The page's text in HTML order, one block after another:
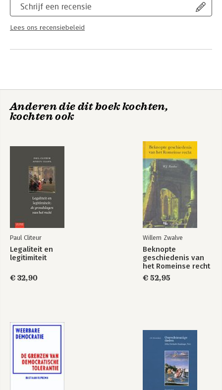
Schrijf een recensie
Lees ons recensiebeleid
Anderen die dit boek kochten,
kochten ook
Paul Cliteur
Legaliteit en
legitimiteit
€ 32,90
Willem Zwalve
Beknopte
geschiedenis van
het Romeinse recht
€ 52,95